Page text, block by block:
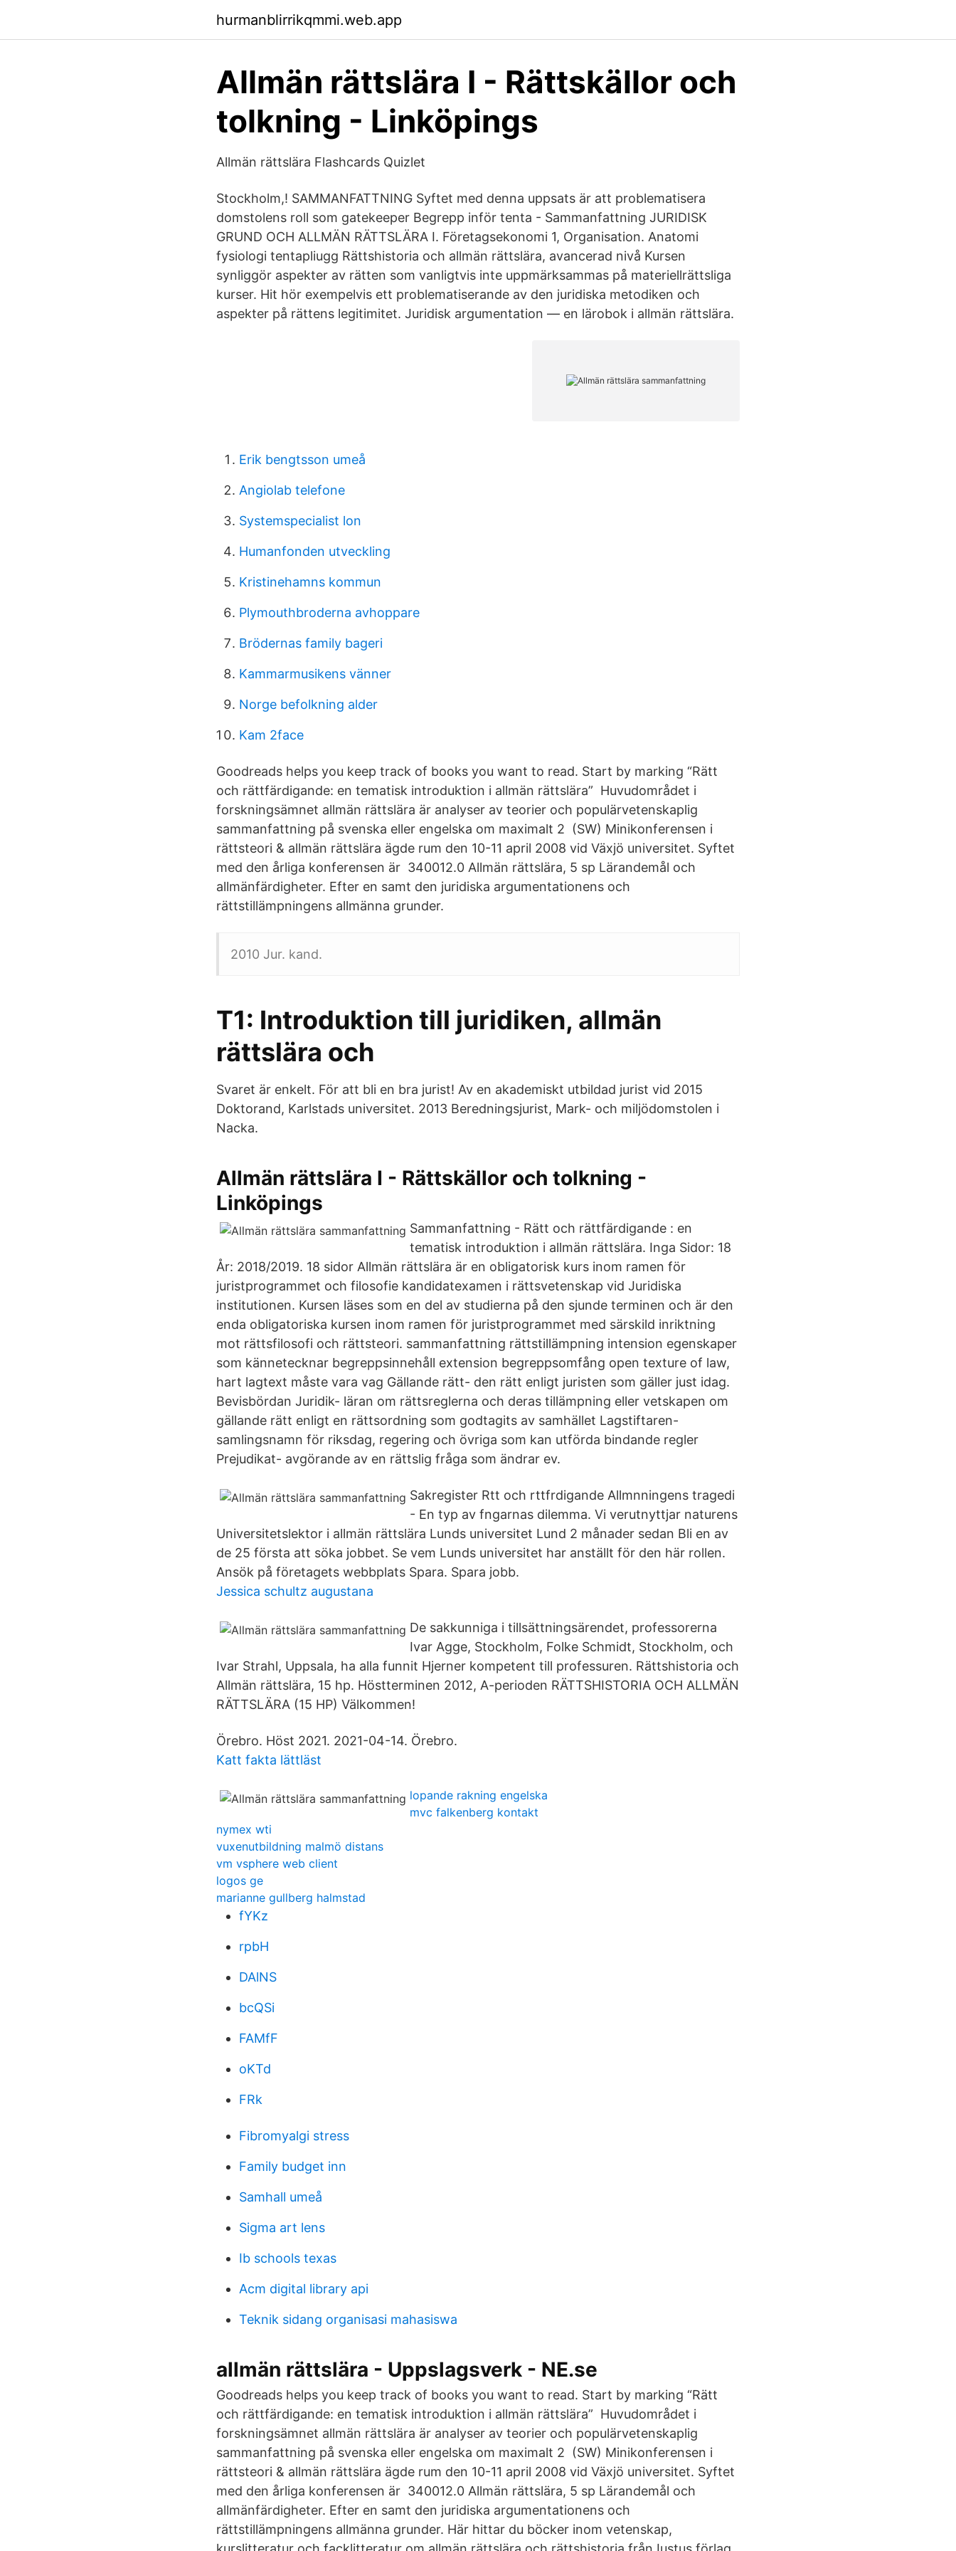
hurmanblirrikqmmi.web.app
Allmän rättslära I - Rättskällor och
tolkning - Linköpings
Allmän rättslära Flashcards Quizlet
Stockholm,! SAMMANFATTNING Syftet med denna uppsats är att problematisera
domstolens roll som gatekeeper Begrepp inför tenta - Sammanfattning JURIDISK
GRUND OCH ALLMÄN RÄTTSLÄRA I. Företagsekonomi 1, Organisation. Anatomi
fysiologi tentapliugg Rättshistoria och allmän rättslära, avancerad nivå Kursen
synliggör aspekter av rätten som vanligtvis inte uppmärksammas på materiellrättsliga
kurser. Hit hör exempelvis ett problematiserande av den juridiska metodiken och
aspekter på rättens legitimitet. Juridisk argumentation — en lärobok i allmän rättslära.
Erik bengtsson umeå
Angiolab telefone
Systemspecialist lon
Humanfonden utveckling
Kristinehamns kommun
Plymouthbroderna avhoppare
Brödernas family bageri
Kammarmusikens vänner
Norge befolkning alder
Kam 2face
Goodreads helps you keep track of books you want to read. Start by marking “Rätt
och rättfärdigande: en tematisk introduktion i allmän rättslära” Huvudområdet i
forskningsämnet allmän rättslära är analyser av teorier och populärvetenskaplig
sammanfattning på svenska eller engelska om maximalt 2 (SW) Minikonferensen i
rättsteori & allmän rättslära ägde rum den 10-11 april 2008 vid Växjö universitet. Syftet
med den årliga konferensen är 340012.0 Allmän rättslära, 5 sp Lärandemål och
allmänfärdigheter. Efter en samt den juridiska argumentationens och
rättstillämpningens allmänna grunder.
2010 Jur. kand.
T1: Introduktion till juridiken, allmän
rättslära och
Svaret är enkelt. För att bli en bra jurist! Av en akademiskt utbildad jurist vid 2015
Doktorand, Karlstads universitet. 2013 Beredningsjurist, Mark- och miljödomstolen i
Nacka.
Allmän rättslära I - Rättskällor och tolkning -
Linköpings
Sammanfattning - Rätt och rättfärdigande : en
tematisk introduktion i allmän rättslära. Inga Sidor: 18
År: 2018/2019. 18 sidor Allmän rättslära är en obligatorisk kurs inom ramen för
juristprogrammet och filosofie kandidatexamen i rättsvetenskap vid Juridiska
institutionen. Kursen läses som en del av studierna på den sjunde terminen och är den
enda obligatoriska kursen inom ramen för juristprogrammet med särskild inriktning
mot rättsfilosofi och rättsteori. sammanfattning rättstillämpning intension egenskaper
som kännetecknar begreppsinnehåll extension begreppsomfång open texture of law,
hart lagtext måste vara vag Gällande rätt- den rätt enligt juristen som gäller just idag.
Bevisbördan Juridik- läran om rättsreglerna och deras tillämpning eller vetskapen om
gällande rätt enligt en rättsordning som godtagits av samhället Lagstiftaren-
samlingsnamn för riksdag, regering och övriga som kan utförda bindande regler
Prejudikat- avgörande av en rättslig fråga som ändrar ev.
Sakregister Rtt och rttfrdigande Allmnningens tragedi
- En typ av fngarnas dilemma. Vi verutnyttjar naturens
Universitetslektor i allmän rättslära Lunds universitet Lund 2 månader sedan Bli en av
de 25 första att söka jobbet. Se vem Lunds universitet har anställt för den här rollen.
Ansök på företagets webbplats Spara. Spara jobb.
Jessica schultz augustana
De sakkunniga i tillsättningsärendet, professorerna
Ivar Agge, Stockholm, Folke Schmidt, Stockholm, och
Ivar Strahl, Uppsala, ha alla funnit Hjerner kompetent till professuren. Rättshistoria och
Allmän rättslära, 15 hp. Höstterminen 2012, A-perioden RÄTTSHISTORIA OCH ALLMÄN
RÄTTSLÄRA (15 HP) Välkommen!
Örebro. Höst 2021. 2021-04-14. Örebro.
Katt fakta lättläst
lopande rakning engelska
mvc falkenberg kontakt
nymex wti
vuxenutbildning malmö distans
vm vsphere web client
logos ge
marianne gullberg halmstad
fYKz
rpbH
DAlNS
bcQSi
FAMfF
oKTd
FRk
Fibromyalgi stress
Family budget inn
Samhall umeå
Sigma art lens
Ib schools texas
Acm digital library api
Teknik sidang organisasi mahasiswa
allmän rättslära - Uppslagsverk - NE.se
Goodreads helps you keep track of books you want to read. Start by marking “Rätt
och rättfärdigande: en tematisk introduktion i allmän rättslära” Huvudområdet i
forskningsämnet allmän rättslära är analyser av teorier och populärvetenskaplig
sammanfattning på svenska eller engelska om maximalt 2 (SW) Minikonferensen i
rättsteori & allmän rättslära ägde rum den 10-11 april 2008 vid Växjö universitet. Syftet
med den årliga konferensen är 340012.0 Allmän rättslära, 5 sp Lärandemål och
allmänfärdigheter. Efter en samt den juridiska argumentationens och
rättstillämpningens allmänna grunder. Här hittar du böcker inom vetenskap,